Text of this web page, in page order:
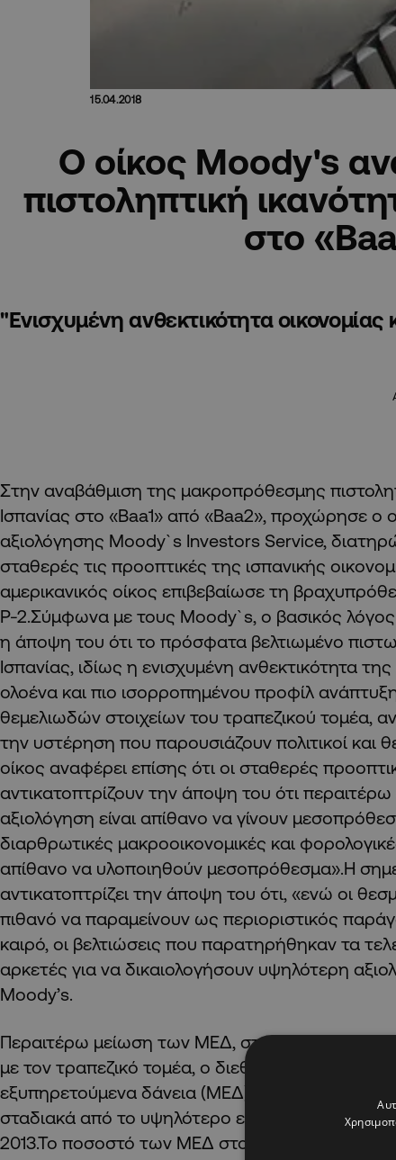
15.04.2018
Ο οίκος Moody's
πιστοληπτική
στο
"Eνισχυμένη ανθεκτικότητα
Στην αναβάθμιση της μακροπρόθεσμης
Ισπανίας στο «Baa1» από «Baa2», προχώρησε ο
αξιολόγησης Moody`s Investors Service,
σταθερές τις προοπτικές της ισπανικής
αμερικανικός οίκος επιβεβαίωσε τη
Ρ-2.Σύμφωνα με τους Moody`s, ο βασικός λόγος
η άποψη του ότι το πρόσφατα βελτιωμένο
Ισπανίας, ιδίως η ενισχυμένη ανθεκτικότητα
ολοένα και πιο ισορροπημένου προφίλ
θεμελιωδών στοιχείων του τραπεζικού τομέα,
την υστέρηση που παρουσιάζουν πολιτικοί και
οίκος αναφέρει επίσης ότι οι σταθερές
αντικατοπτρίζουν την άποψη του ότι
αξιολόγηση είναι απίθανο να γίνουν
διαρθρωτικές μακροοικονομικές και
απίθανο να υλοποιηθούν μεσοπρόθεσμα».Η
αντικατοπτρίζει την άποψη του ότι, «ενώ οι
πιθανό να παραμείνουν ως περιοριστικός
καιρό, οι βελτιώσεις που παρατηρήθηκαν τα
αρκετές για να δικαιολογήσουν υψηλότερη
Moody’s.
Περαιτέρω μείωση των ΜΕΔ, στο
με τον τραπεζικό τομέα, ο διεθνής οίκος τονίζει
εξυπηρετούμενα δάνεια (ΜΕΔ) των ισπανικών
σταδιακά από το υψηλότερο επίπεδο στο οποίο
2013.Το ποσοστό των ΜΕΔ στο σύνολο των